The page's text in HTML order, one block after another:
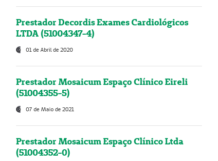
Prestador Decordis Exames Cardiológicos
LTDA (51004347-4)
01 de Abril de 2020
Prestador Mosaicum Espaço Clínico Eireli
(51004355-5)
07 de Maio de 2021
Prestador Mosaicum Espaço Clínico Ltda
(51004352-0)